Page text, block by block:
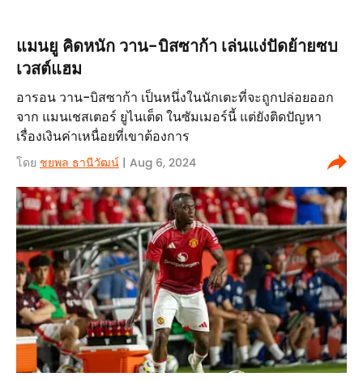
แมนยู คิดหนัก วาน-บิสซาก้า เล่นแง่ปัดย้ายซบ
เวสต์แฮม
อารอน วาน-บิสซาก้า เป็นหนึ่งในนักเตะที่จะถูกปล่อยออก
จาก แมนเชสเตอร์ ยูไนเต็ด ในซัมเมอร์นี้ แต่ยังติดปัญหา
เรื่องเงินค่าเหนื่อยที่เขาต้องการ
โดย ชยพล ธานีวัฒน์ | Aug 6, 2024